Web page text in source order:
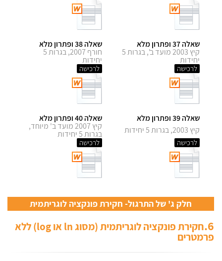
שאלה 37 ופתרון מלא
קיץ 2003 מועד ב', בגרות 5
יחידות
לרכישה
שאלה 38 ופתרון מלא
חורף 2007, בגרות 5
יחידות
לרכישה
שאלה 39 ופתרון מלא
קיץ 2003, בגרות 5 יחידות
לרכישה
שאלה 40 ופתרון מלא
קיץ 2007 מועד ב' מיוחד,
בגרות 5 יחידות
לרכישה
חלק ג' של התרגול- חקירת פונקציה לוגריתמית
6. חקירת פונקציה לוגריתמית (מסוג ln או log) ללא
פרמטרים